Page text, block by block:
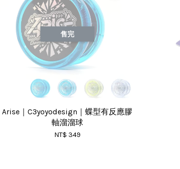
售完
Arise｜C3yoyodesign｜蝶型有反應膠
軸溜溜球
NT$ 349